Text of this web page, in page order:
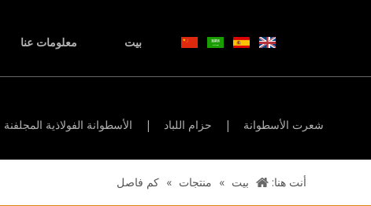
بيت معلومات عنا
شعرت الأسطوانة | حزام اللباد | الأسطوانة الفولاذية المجلفنة
أنت هنا: بيت » منتجات » كم فاصل